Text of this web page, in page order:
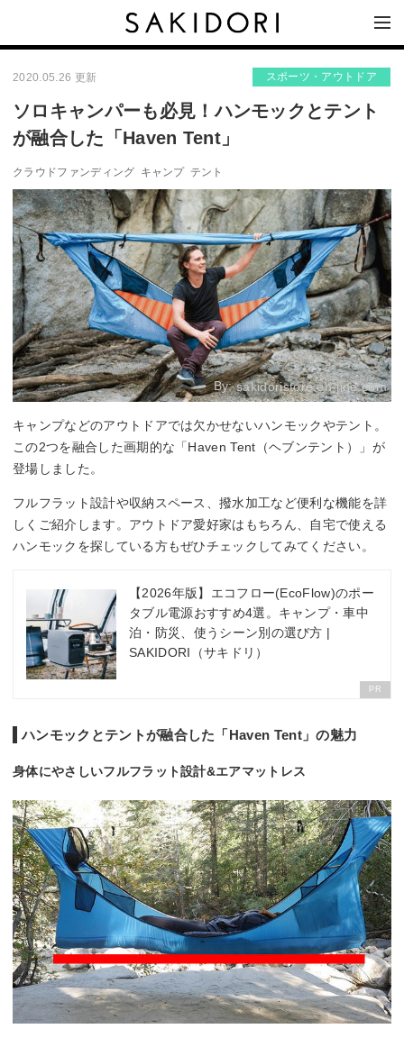
2020.05.26 更新 スポーツ・アウトドア
ソロキャンパーも必見！ハンモックとテント
が融合した「Haven Tent」
クラウドファンディング キャンプ テント
By:sakidoristore.en-jine.com
キャンプなどのアウトドアでは欠かせないハンモックやテント。
この2つを融合した画期的な「Haven Tent（ヘブンテント）」が
登場しました。
フルフラット設計や収納スペース、撥水加工など便利な機能を詳
しくご紹介します。アウトドア愛好家はもちろん、自宅で使える
ハンモックを探している方もぜひチェックしてみてください。
【2026年版】エコフロー(EcoFlow)のポー
タブル電源おすすめ4選。キャンプ・車中
泊・防災、使うシーン別の選び方 |
SAKIDORI（サキドリ）
PR
ハンモックとテントが融合した「Haven Tent」の魅力
身体にやさしいフルフラット設計&エアマットレス